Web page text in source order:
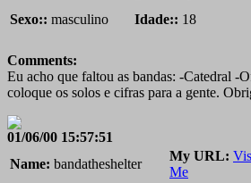
Sexo:: masculino Idade:: 18
Comments:
Eu acho que faltou as bandas: -Catedral -
coloque os solos e cifras para a gente.
01/06/00 15:57:51
Name: bandatheshelter
My URL:
Me